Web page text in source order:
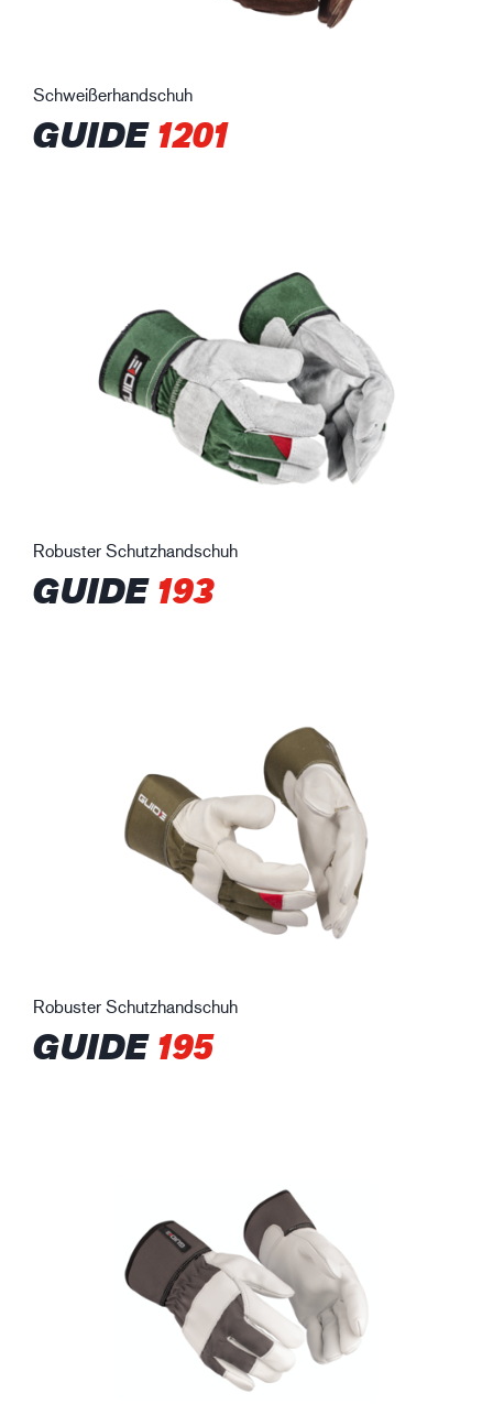
Schweißerhandschuh
GUIDE1201
Robuster Schutzhandschuh
GUIDE193
Robuster Schutzhandschuh
GUIDE195